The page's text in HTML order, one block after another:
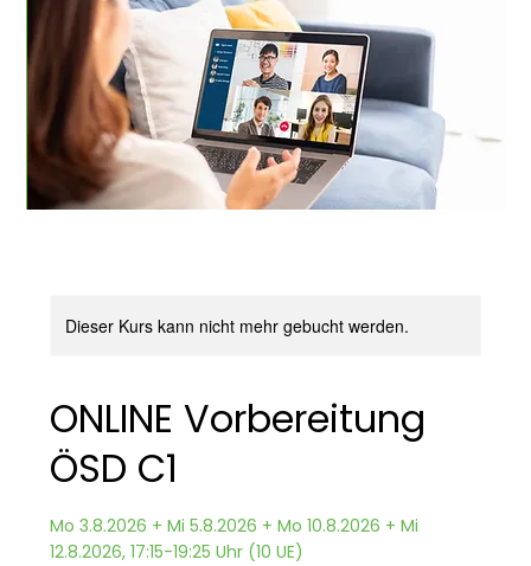
Dieser Kurs kann nicht mehr gebucht werden.
ONLINE Vorbereitung
ÖSD C1
Mo 3.8.2026 + Mi 5.8.2026 + Mo 10.8.2026 + Mi
12.8.2026, 17:15-19:25 Uhr (10 UE)